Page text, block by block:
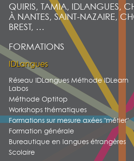
QUIRIS, TAMIA, IDLANGUES,
À NANTES, SAINT-NAZAIRE,
BREST, …
FORMATIONS
IDLangues
Réseau IDLangues Méthode IDLearn
Labos
Méthode Optitop
Workshops thématiques
Formations sur mesure axées "métier"
Formation générale
Bureautique en langues étrangères
Scolaire